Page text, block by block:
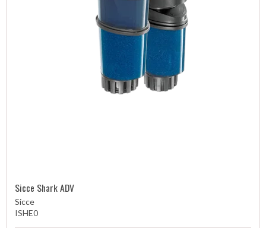
Sicce Shark ADV
Sicce
ISHE0